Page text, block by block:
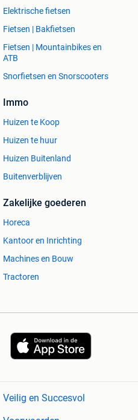
Elektrische fietsen
Fietsen | Bakfietsen
Fietsen | Mountainbikes en
ATB
Snorfietsen en Snorscooters
Immo
Huizen te Koop
Huizen te huur
Huizen Buitenland
Buitenverblijven
Zakelijke goederen
Horeca
Kantoor en Inrichting
Machines en Bouw
Tractoren
Veilig en Succesvol